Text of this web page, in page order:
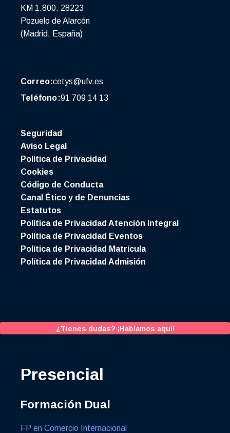
KM 1.800. 28223
Pozuelo de Alarcón
(Madrid, España)
Correo:cetys@ufv.es
Teléfono:91 709 14 13
Seguridad
Aviso Legal
Política de Privacidad
Cookies
Código de Conducta
Canal Ético y de Denuncias
Estatutos
Política de Privacidad Atención Integral
Política de Privacidad Eventos
Política de Privacidad Matrícula
Política de Privacidad Admisión
¿Tienes dudas? ¡Hablamos aquí!
Presencial
Formación Dual
FP en Comercio Internacional